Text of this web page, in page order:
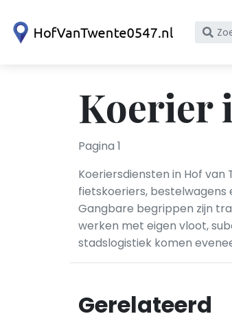
KvK
Koerier
Pagina 1
Koeriersdiensten in Hof
fietskoeriers,
Gangbare begrippen zijn
werken met eigen vloot,
stadslogistiek komen
Gerelateerd